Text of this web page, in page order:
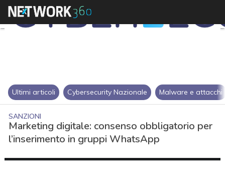
Ultimi articoli Cybersecurity Nazionale Malware e attacchi
SANZIONI
Marketing digitale: consenso obbligatorio per
l’inserimento in gruppi WhatsApp